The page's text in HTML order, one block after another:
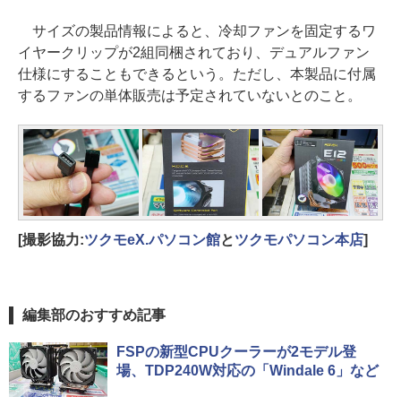
サイズの製品情報によると、冷却ファンを固定するワ
イヤークリップが2組同梱されており、デュアルファン
仕様にすることもできるという。ただし、本製品に付属
するファンの単体販売は予定されていないとのこと。
[撮影協力:ツクモeX.パソコン館とツクモパソコン本店]
編集部のおすすめ記事
FSPの新型CPUクーラーが2モデル登
場、TDP240W対応の「Windale 6」など